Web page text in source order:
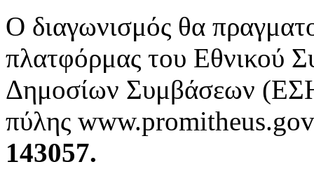
Ο διαγωνισμός θα
πλατφόρμας του Εθνικού
Δημοσίων Συμβάσεων
πύλης
143057.